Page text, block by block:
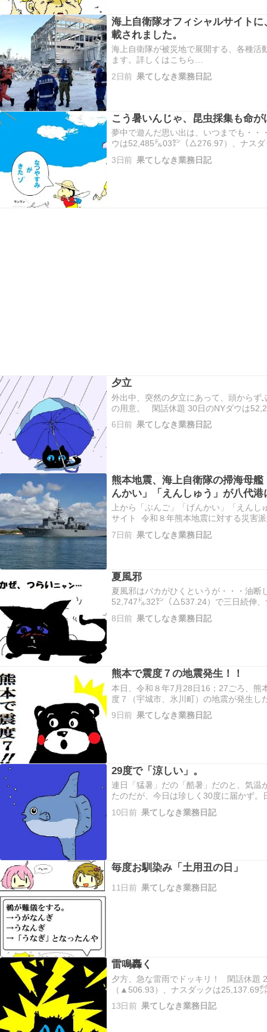
海上自衛隊オフィシャルサイト
載されました。
海上自衛隊が被災地で展開する、各種活
ます。詳しくはこちら
https://www.mod.go.jp/msdf/operation/
2日前 果てしなき業務日記
こう暑いんじゃ、昆虫採集も命が
夢中で遊んだ思い出は、いつまでも・
ウは52,485㌦03㌣（△276.97）、ナス
（△251.67）、S＆P500は7,489.72（
た。 週明け今日の日本市場は、三日ぶ…
3日前 果てしなき業務日記
夕立
外出中、突然の夕立にあって、頭からず
の用意。 閑話休題 30日のNYダウは
ックは25,122.17㌽（△679.23）、S＆
指標揃って反発。ナスダ…
6日前 果てしなき業務日記
熊本地震、海上自衛隊の掃海母
んかい」「えんしゅう」が八代港
上から「ぶんご」「げんかい」「えん
サイト 令和８年熊本地震に対する災害
た、掃海母艦「ぶんご」（MST-464 基
「げんかい」（AMS-4304 基準排水量
7日前 果てしなき業務日記
夏風邪
夏風邪はバカがひくというが・・・油
52,747㌦32㌣（△537.24）で三日続伸
（▲55.16）で五日続落、S＆P500は
日の日本市場は続落。日経平均終…
8日前 果てしなき業務日記
熊本で震度７の地震発生！！
本日、令和８年7月28日16；27ごろ、熊
度７（宇城市、氷川町）の地震が発生し
10年前の「平成28熊本地震」（
崩れたほか、各地で建物やインフラに
9日前 果てしなき業務日記
29度で「涼しい」。
連日「猛暑」だの「酷暑」だのと、気温
たのだが、今日は珍しく30度に届かず
しく」感じられた。（驚けフランス人
慣れたとみるか、感覚がマヒしてる
10日前 果てしなき業務日記
毎度お馴染み「土用丑の日」
11日前 果てしなき業務日記
雷鳴轟く
夕方、急な雷雨でドッキリ！ 閑話休題
（▲506.93）、ナスダックは25,137.69
7,408.30（▲90.66）で、三指標揃って
平均終値は64,611円15銭…
13日前 果てしなき業務日記